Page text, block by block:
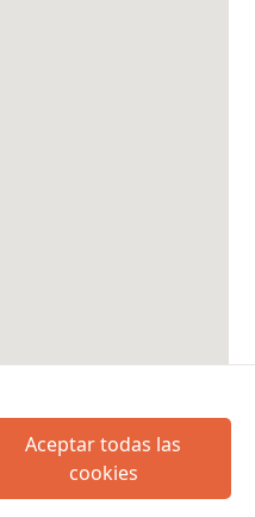
Aceptar todas las
cookies